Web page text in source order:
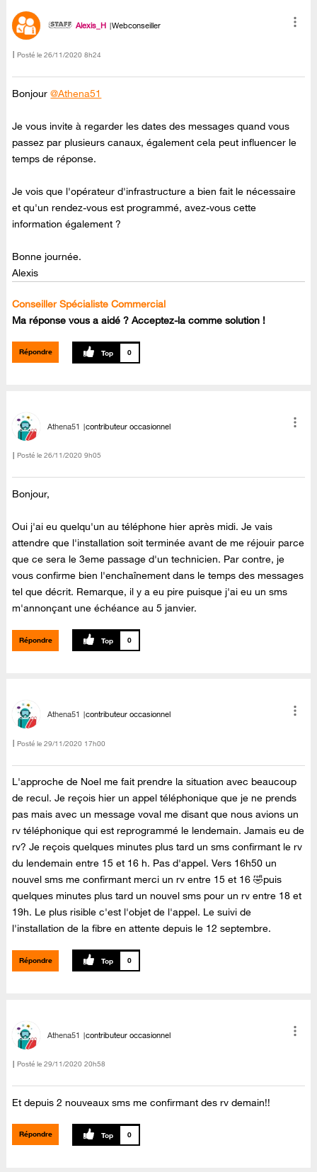
Alexis_H Webconseiller
Posté le ‎26/11/2020 8h24
Bonjour@Athena51
Je vous invite à regarder les dates des messages quand vous
passez par plusieurs canaux, également cela peut influencer le
temps de réponse.
Je vois que l'opérateur d'infrastructure a bien fait le nécessaire
et qu'un rendez-vous est programmé, avez-vous cette
information également ?
Bonne journée.
Alexis
Conseiller Spécialiste Commercial
Ma réponse vous a aidé ? Acceptez-la comme solution !
Répondre 0
Athena51 contributeur occasionnel
Posté le ‎26/11/2020 9h05
Bonjour,
Oui j'ai eu quelqu'un au téléphone hier après midi. Je vais
attendre que l'installation soit terminée avant de me réjouir parce
que ce sera le 3eme passage d'un technicien. Par contre, je
vous confirme bien l'enchaînement dans le temps des messages
tel que décrit. Remarque, il y a eu pire puisque j'ai eu un sms
m'annonçant une échéance au 5 janvier.
Répondre 0
Athena51 contributeur occasionnel
Posté le ‎29/11/2020 17h00
L'approche de Noel me fait prendre la situation avec beaucoup
de recul. Je reçois hier un appel téléphonique que je ne prends
pas mais avec un message voval me disant que nous avions un
rv téléphonique qui est reprogrammé le lendemain. Jamais eu de
rv? Je reçois quelques minutes plus tard un sms confirmant le rv
du lendemain entre 15 et 16 h. Pas d'appel. Vers 16h50 un
nouvel sms me confirmant merci un rv entre 15 et 16 🤣puis
quelques minutes plus tard un nouvel sms pour un rv entre 18 et
19h. Le plus risible c'est l'objet de l'appel. Le suivi de
l'installation de la fibre en attente depuis le 12 septembre.
Répondre 0
Athena51 contributeur occasionnel
Posté le ‎29/11/2020 20h58
Et depuis 2 nouveaux sms me confirmant des rv demain!!
Répondre 0